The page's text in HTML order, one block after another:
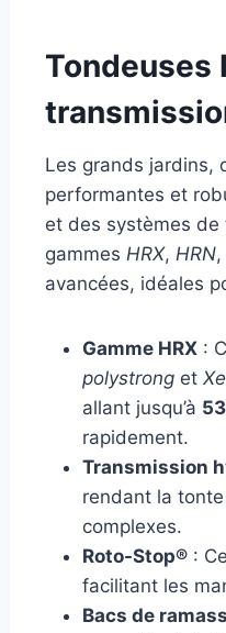
Tondeuses
Les grands jardins,
performantes et
et des systèmes
gammes HRX, HRN,
avancées, idéales
Gamme HRX :
polystrong et
allant jusqu’à
rapidement.
Transmission
rendant la
complexes.
Roto-Stop® :
facilitant les
Bacs de